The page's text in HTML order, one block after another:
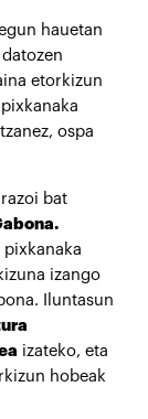
hauetan
etorkizun
ospa
bat
pixkanaka
izango
Iluntasun
izateko, eta
hobeak